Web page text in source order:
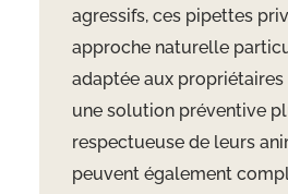
agressifs, ces pipettes
approche naturelle
adaptée aux
une solution préventive
respectueuse de leurs
peuvent également